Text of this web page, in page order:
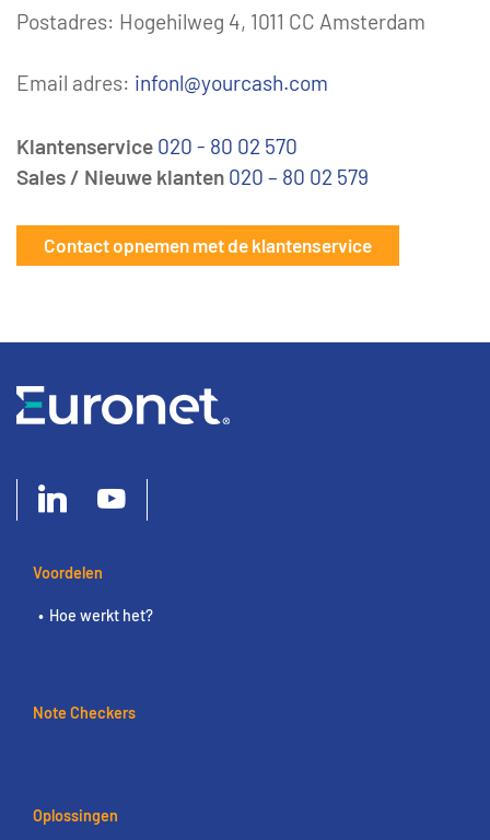
Postadres: Hogehilweg 4, 1011 CC Amsterdam
Email adres: infonl@yourcash.com
Klantenservice 020 - 80 02 570
Sales / Nieuwe klanten 020 – 80 02 579
Contact opnemen met de klantenservice
Voordelen
Hoe werkt het?
Note Checkers
Oplossingen